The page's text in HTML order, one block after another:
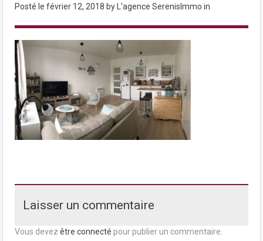
Posté le février 12, 2018 by L'agence SerenisImmo in
Laisser un commentaire
Vous devez être connecté pour publier un commentaire.